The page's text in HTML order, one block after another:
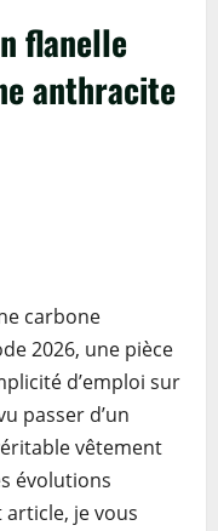
flanelle
anthracite
carbone
2026, une pièce
d’emploi sur
passer d’un
vêtement
évolutions
article, je vous